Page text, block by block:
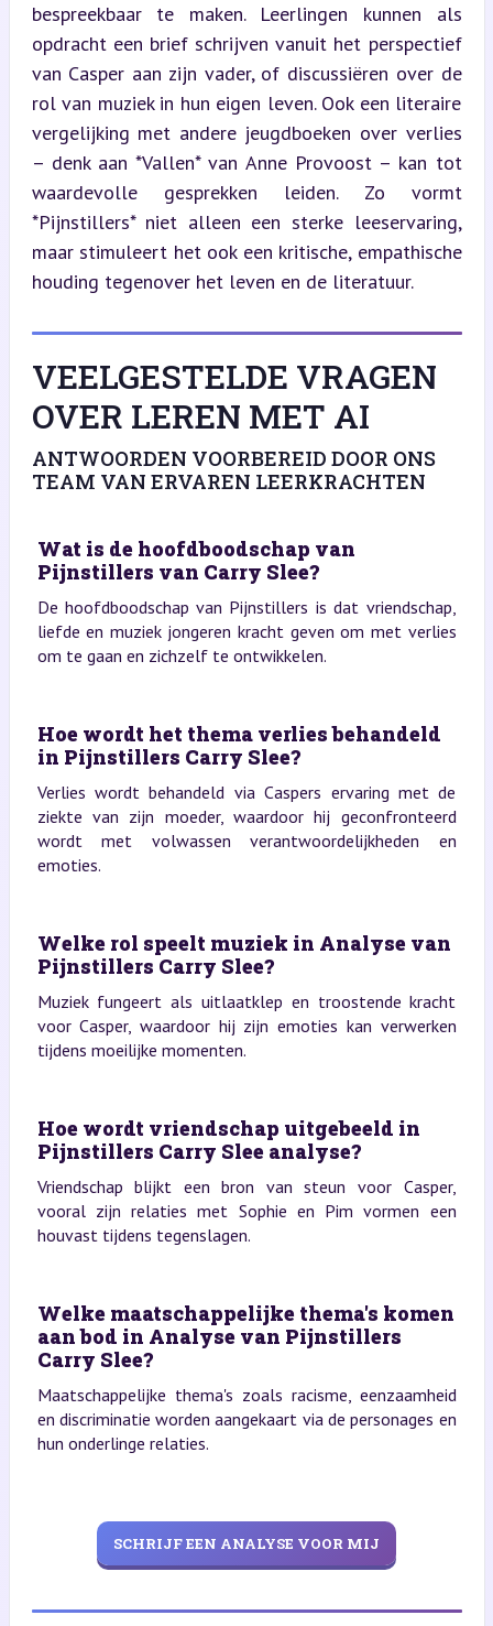
bespreekbaar te maken. Leerlingen kunnen als
opdracht een brief schrijven vanuit het perspectief
van Casper aan zijn vader, of discussiëren over de
rol van muziek in hun eigen leven. Ook een literaire
vergelijking met andere jeugdboeken over verlies
– denk aan *Vallen* van Anne Provoost – kan tot
waardevolle gesprekken leiden. Zo vormt
*Pijnstillers* niet alleen een sterke leeservaring,
maar stimuleert het ook een kritische, empathische
houding tegenover het leven en de literatuur.
VEELGESTELDE VRAGEN
OVER LEREN MET AI
ANTWOORDEN VOORBEREID DOOR ONS
TEAM VAN ERVAREN LEERKRACHTEN
Wat is de hoofdboodschap van
Pijnstillers van Carry Slee?
De hoofdboodschap van Pijnstillers is dat vriendschap,
liefde en muziek jongeren kracht geven om met verlies
om te gaan en zichzelf te ontwikkelen.
Hoe wordt het thema verlies behandeld
in Pijnstillers Carry Slee?
Verlies wordt behandeld via Caspers ervaring met de
ziekte van zijn moeder, waardoor hij geconfronteerd
wordt met volwassen verantwoordelijkheden en
emoties.
Welke rol speelt muziek in Analyse van
Pijnstillers Carry Slee?
Muziek fungeert als uitlaatklep en troostende kracht
voor Casper, waardoor hij zijn emoties kan verwerken
tijdens moeilijke momenten.
Hoe wordt vriendschap uitgebeeld in
Pijnstillers Carry Slee analyse?
Vriendschap blijkt een bron van steun voor Casper,
vooral zijn relaties met Sophie en Pim vormen een
houvast tijdens tegenslagen.
Welke maatschappelijke thema's komen
aan bod in Analyse van Pijnstillers
Carry Slee?
Maatschappelijke thema's zoals racisme, eenzaamheid
en discriminatie worden aangekaart via de personages en
hun onderlinge relaties.
SCHRIJF EEN ANALYSE VOOR MIJ